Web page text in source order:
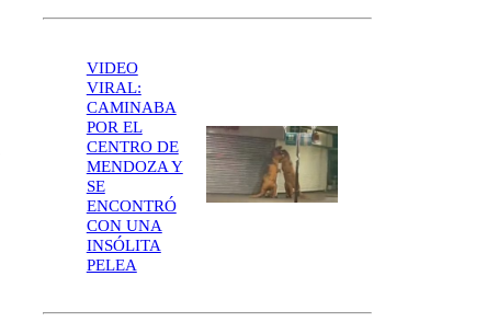
VIDEO
VIRAL:
CAMINABA
POR EL
CENTRO DE
MENDOZA Y
SE
ENCONTRÓ
CON UNA
INSÓLITA
PELEA